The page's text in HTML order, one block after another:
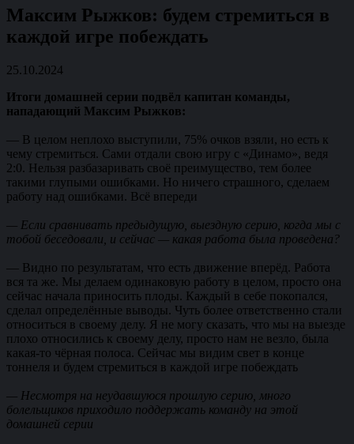
Максим Рыжков: будем стремиться в
каждой игре побеждать
25.10.2024
Итоги домашней серии подвёл капитан команды,
нападающий Максим Рыжков:
— В целом неплохо выступили, 75% очков взяли, но есть к
чему стремиться. Сами отдали свою игру с «Динамо», ведя
2:0. Нельзя разбазаривать своё преимущество, тем более
такими глупыми ошибками. Но ничего страшного, сделаем
работу над ошибками. Всё впереди
— Если сравнивать предыдущую, выездную серию, когда мы с
тобой беседовали, и сейчас — какая работа была проведена?
— Видно по результатам, что есть движение вперёд. Работа
вся та же. Мы делаем одинаковую работу в целом, просто она
сейчас начала приносить плоды. Каждый в себе покопался,
сделал определённые выводы. Чуть более ответственно стали
относиться в своему делу. Я не могу сказать, что мы на выезде
плохо относились к своему делу, просто нам не везло, была
какая-то чёрная полоса. Сейчас мы видим свет в конце
тоннеля и будем стремиться в каждой игре побеждать
— Несмотря на неудавшуюся прошлую серию, много
болельщиков приходило поддержать команду на этой
домашней серии